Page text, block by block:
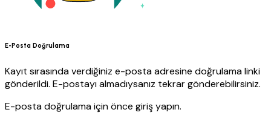
E-Posta Doğrulama
Kayıt sırasında verdiğiniz e-posta adresine doğrulama linki
gönderildi. E-postayı almadıysanız tekrar gönderebilirsiniz.
E-posta doğrulama için önce giriş yapın.